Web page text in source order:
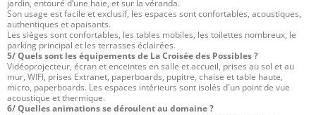
jardin, entouré d’une haie, et sur la véranda.
Son usage est facile et exclusif, les espaces sont confortables, acoustiques,
authentiques et apaisants.
Les sièges sont confortables, les tables mobiles, les toilettes nombreux, le
parking principal et les terrasses éclairées.
5/ Quels sont les équipements de La Croisée des Possibles ?
Vidéoprojecteur, écran et enceintes en salle et accueil, prises au sol et au
mur, WIFI, prises Extranet, paperboards, pupitre, chaise et table haute,
micro, paperboards. Les espaces intérieurs sont isolés d'un point de vue
acoustique et thermique.
6/ Quelles animations se déroulent au domaine ?